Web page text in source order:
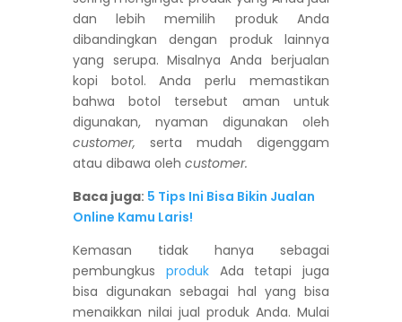
dan lebih memilih produk Anda
dibandingkan dengan produk lainnya
yang serupa. Misalnya Anda berjualan
kopi botol. Anda perlu memastikan
bahwa botol tersebut aman untuk
digunakan, nyaman digunakan oleh
customer, serta mudah digenggam
atau dibawa oleh customer.
Baca juga: 5 Tips Ini Bisa Bikin Jualan
Online Kamu Laris!
Kemasan tidak hanya sebagai
pembungkus produkAda tetapi juga
bisa digunakan sebagai hal yang bisa
menaikkan nilai jual produk Anda. Mulai